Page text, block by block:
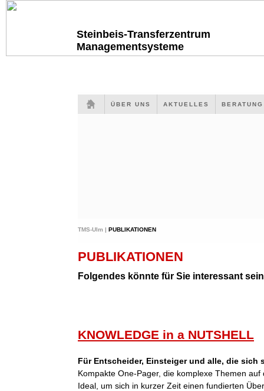
Steinbeis-Transferzentrum
Managementsysteme
ÜBER UNS AKTUELLES
TMS-Ulm | PUBLIKATIONEN
PUBLIKATIONEN
Folgendes könnte für Sie interessant
KNOWLEDGE in a NUTSHELL
Für Entscheider, Einsteiger und alle, die sich
Kompakte One-Pager, die komplexe Themen
Ideal, um sich in kurzer Zeit einen fundierten